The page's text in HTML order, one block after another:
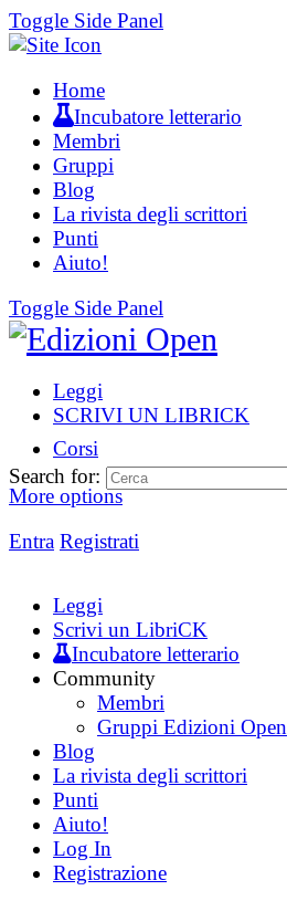
Toggle Side Panel
Home
Incubatore letterario
Membri
Gruppi
Blog
La rivista degli scrittori
Punti
Aiuto!
Toggle Side Panel
Leggi
SCRIVI UN LIBRICK
Corsi
More options
Entra Registrati
Search for:
Leggi
Scrivi un LibriCK
Incubatore letterario
Community
Membri
Gruppi Edizioni Open
Blog
La rivista degli scrittori
Punti
Aiuto!
Log In
Registrazione